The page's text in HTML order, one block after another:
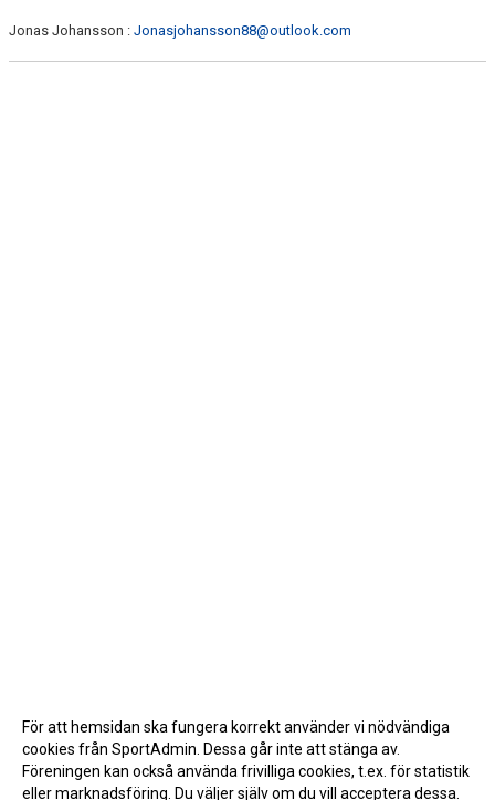
Jonas Johansson : Jonasjohansson88@outlook.com
För att hemsidan ska fungera korrekt använder vi nödvändiga
cookies från SportAdmin. Dessa går inte att stänga av.
Föreningen kan också använda frivilliga cookies, t.ex. för statistik
eller marknadsföring. Du väljer själv om du vill acceptera dessa.